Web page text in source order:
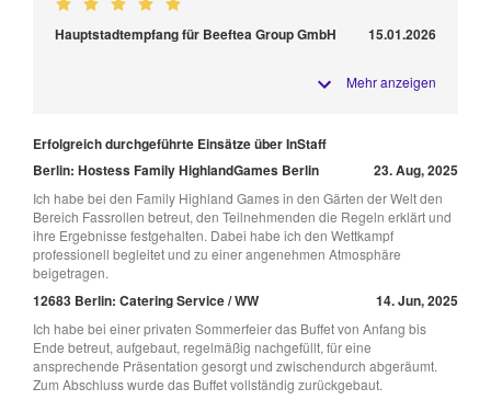
Hauptstadtempfang für Beeftea Group GmbH 15.01.2026
Mehr anzeigen
Erfolgreich durchgeführte Einsätze über InStaff
Berlin: Hostess Family HighlandGames Berlin
23. Aug, 2025
Ich habe bei den Family Highland Games in den Gärten der Welt den
Bereich Fassrollen betreut, den Teilnehmenden die Regeln erklärt und
ihre Ergebnisse festgehalten. Dabei habe ich den Wettkampf
professionell begleitet und zu einer angenehmen Atmosphäre
beigetragen.
12683 Berlin: Catering Service / WW 14. Jun, 2025
Ich habe bei einer privaten Sommerfeier das Buffet von Anfang bis
Ende betreut, aufgebaut, regelmäßig nachgefüllt, für eine
ansprechende Präsentation gesorgt und zwischendurch abgeräumt.
Zum Abschluss wurde das Buffet vollständig zurückgebaut.